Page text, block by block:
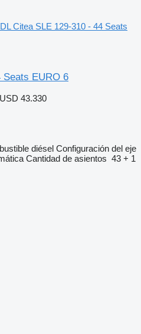
Citea SLE 129-310 - 44 Seats
Seats EURO 6
43.330
diésel Configuración del eje
Cantidad de asientos 43 + 1